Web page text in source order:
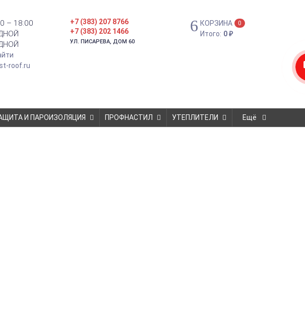
– 18:00
roof.ru
+7 (383) 207 8766
+7 (383) 202 1466
УЛ. ПИСАРЕВА, ДОМ 60
КОРЗИНА 0
Итого: 0₽
И ПАРОИЗОЛЯЦИЯ ПРОФНАСТИЛ УТЕПЛИТЕЛИ Ещё